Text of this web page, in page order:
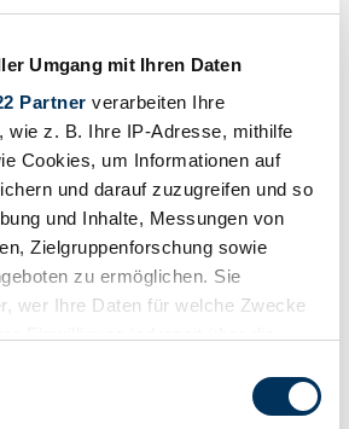
Umgang mit Ihren Daten
Partner verarbeiten Ihre
wie z. B. Ihre IP-Adresse, mithilfe
Cookies, um Informationen auf
und darauf zuzugreifen und so
und Inhalte, Messungen von
Zielgruppenforschung sowie
zu ermöglichen. Sie
wer Ihre Daten für welche Zwecke
oder widerrufen